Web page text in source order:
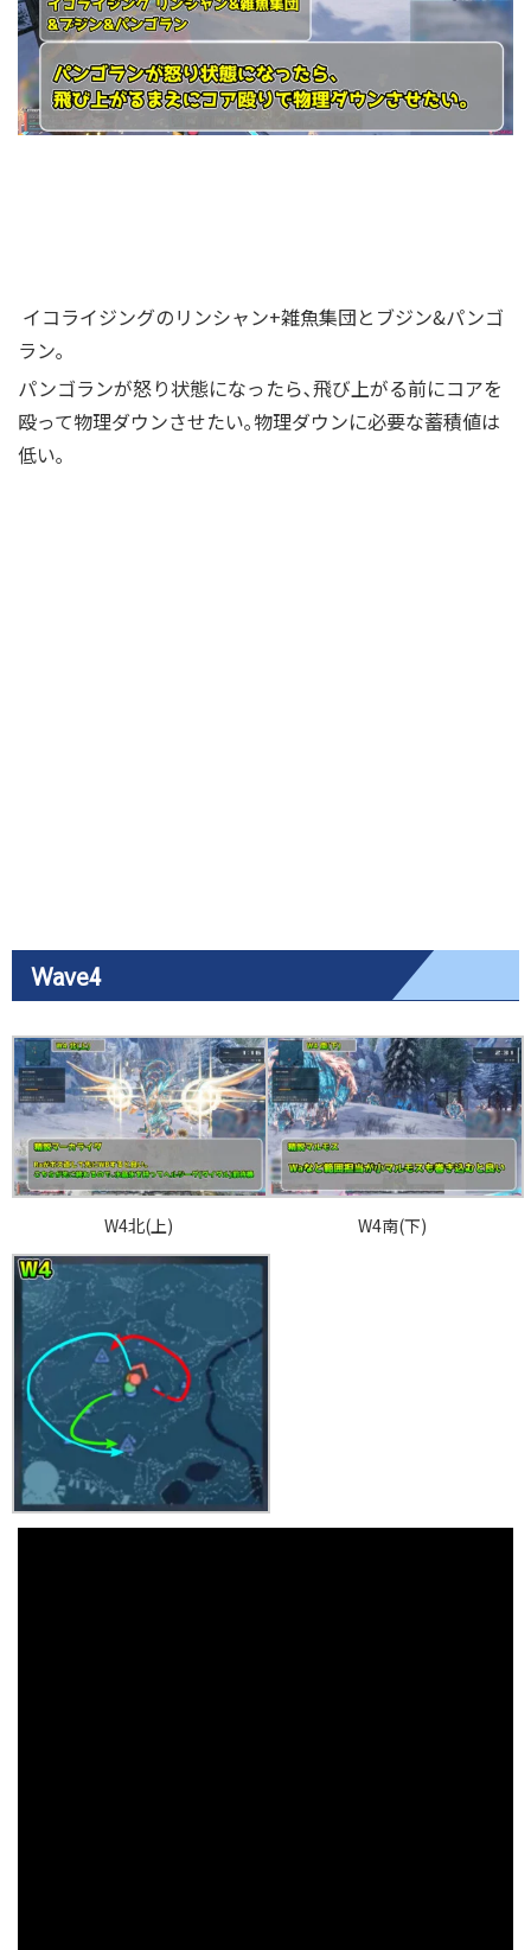
イコライジングのリンシャン+雑魚集団とブジン&パンゴ
ラン｡
パンゴランが怒り状態になったら､飛び上がる前にコアを
殴って物理ダウンさせたい｡物理ダウンに必要な蓄積値は
低い｡
Wave4
W4北(上) W4南(下)